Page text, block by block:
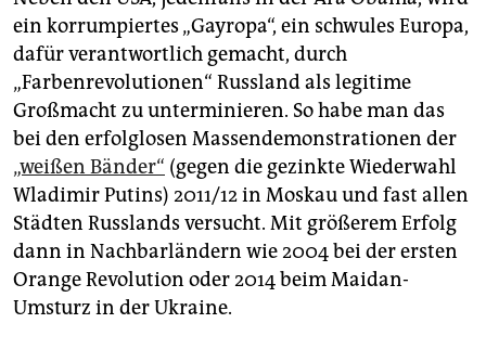
ein korrumpiertes „Gayropa“, ein schwules Europa,
dafür verantwortlich gemacht, durch
„Farbenrevolutionen“ Russland als legitime
Großmacht zu unterminieren. So habe man das
bei den erfolglosen Massendemonstrationen der
„weißen Bänder“ (gegen die gezinkte Wiederwahl
Wladimir Putins) 2011/12 in Moskau und fast allen
Städten Russlands versucht. Mit größerem Erfolg
dann in Nachbarländern wie 2004 bei der ersten
Orange Revolution oder 2014 beim Maidan-
Umsturz in der Ukraine.